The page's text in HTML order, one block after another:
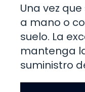
Una vez
a mano o
suelo. La
mantenga
suministro